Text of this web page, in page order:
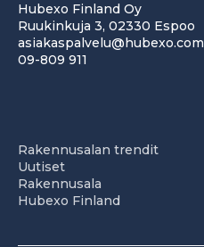
Hubexo Finland Oy
Ruukinkuja 3, 02330 Espoo
asiakaspalvelu@hubexo.com
09-809 911
Rakennusalan trendit
Uutiset
Rakennusala
Hubexo Finland